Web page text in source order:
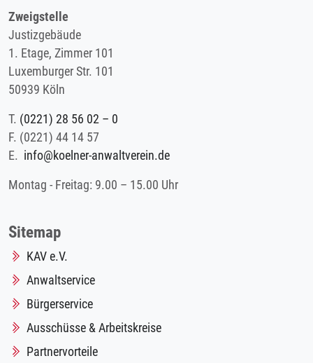
Zweigstelle
Justizgebäude
1. Etage, Zimmer 101
Luxemburger Str. 101
50939 Köln
T. (0221) 28 56 02 – 0
F. (0221) 44 14 57
E. info@koelner-anwaltverein.de
Montag - Freitag: 9.00 – 15.00 Uhr
Sitemap
KAV e.V.
Anwaltservice
Bürgerservice
Ausschüsse & Arbeitskreise
Partnervorteile